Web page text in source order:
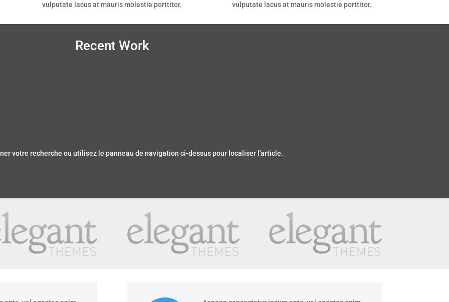
vulputate lacus at mauris molestie porttitor.
vulputate lacus at mauris molestie porttitor.
Recent Work
votre recherche ou utilisez le panneau de navigation ci-dessus pour localiser l'article.